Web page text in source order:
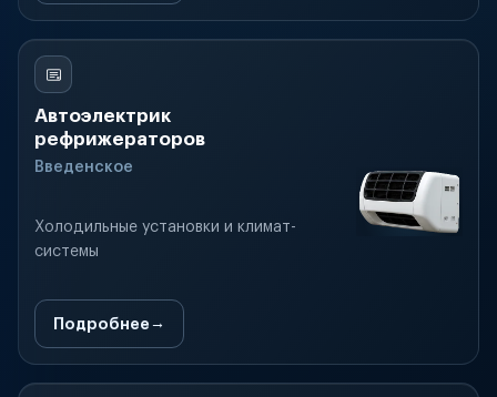
Автоэлектрик
рефрижераторов
Введенское
Холодильные установки и климат-
системы
Подробнее